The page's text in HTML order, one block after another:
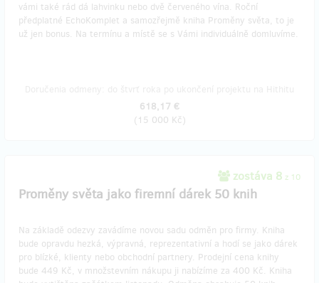
vámi také rád dá lahvinku nebo dvě červeného vína. Roční
předplatné EchoKomplet a samozřejmě kniha Proměny světa, to je
už jen bonus. Na termínu a místě se s Vámi individuálně domluvíme.
618,17 €
(15 000 Kč)
zostáva 8 z 10
Proměny světa jako firemní dárek 50 knih
Na základě odezvy zavádíme novou sadu odměn pro firmy. Kniha
bude opravdu hezká, výpravná, reprezentativní a hodí se jako dárek
pro blízké, klienty nebo obchodní partnery. Prodejní cena knihy
bude 449 Kč, v množstevním nákupu ji nabízíme za 400 Kč. Kniha